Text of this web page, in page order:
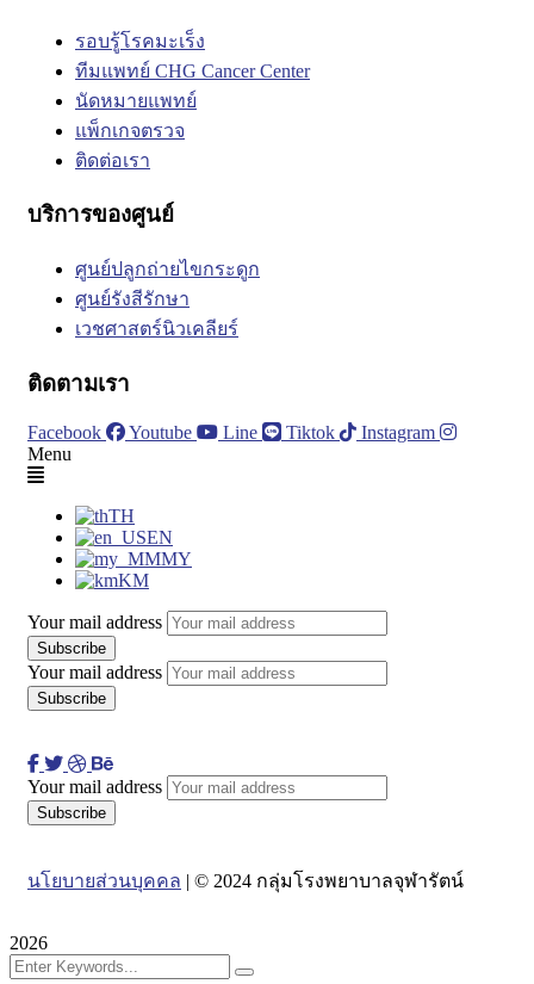
รอบรู้โรคมะเร็ง
ทีมแพทย์ CHG Cancer Center
นัดหมายแพทย์
แพ็กเกจตรวจ
ติดต่อเรา
บริการของศูนย์
ศูนย์ปลูกถ่ายไขกระดูก
ศูนย์รังสีรักษา
เวชศาสตร์นิวเคลียร์
ติดตามเรา
Facebook Youtube Line Tiktok
Instagram
Menu
TH
EN
MY
KM
Your mail address
Your mail address
Your mail address
นโยบายส่วนบุคคล | © 2024 กลุ่มโรงพยาบาลจุฬารัตน์
2026